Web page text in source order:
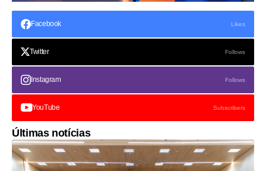
Facebook Likes
Twitter Follows
Instagram Follows
YouTube Subscribers
Últimas notícias